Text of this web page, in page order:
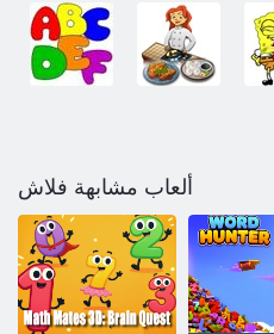
ألعاب مشابهة فلاش